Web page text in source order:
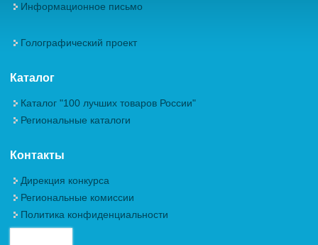
Информационное письмо
Голографический проект
Каталог
Каталог "100 лучших товаров России"
Региональные каталоги
Контакты
Дирекция конкурса
Региональные комиссии
Политика конфиденциальности